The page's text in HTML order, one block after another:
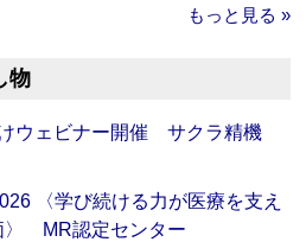
もっと見る »
物
ウェビナー開催 サクラ精機
〈学び続ける力が医療を支え
〉 MR認定センター